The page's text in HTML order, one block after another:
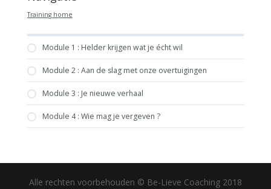
Training home
Module 1 : Helder krijgen wat je écht wil
Module 2 : Aan de slag met onze overtuigingen
Module 3 : Je nieuwe verhaal
Module 4 : Wie mag je vergeven ?
Alle rechten voorbehouden © Be-Lieve Coaching 2018